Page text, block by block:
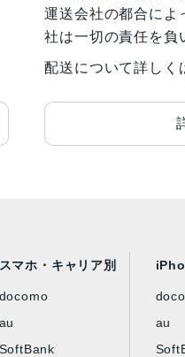
運送会社の都合によ
社は一切の責任を負
配送について詳しく
スマホ・キャリア別
docomo
au
SoftBank
au